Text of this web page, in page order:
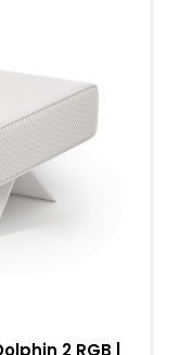
2 RGB |